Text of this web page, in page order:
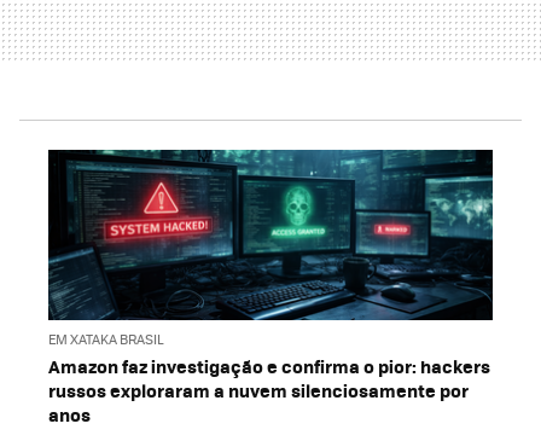
EM XATAKA BRASIL
Amazon faz investigação e confirma o pior: hackers
russos exploraram a nuvem silenciosamente por
anos